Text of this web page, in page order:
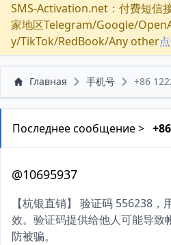
SMS-Activation.net：付费短信
家地区Telegram/Google/
y/TikTok/RedBook/Any other
Главная 手机号 +86
Последнее сообщение >
@10695937
【杭银直销】 验证码 556238
效。验证码提供给他人可能导致
防被骗。